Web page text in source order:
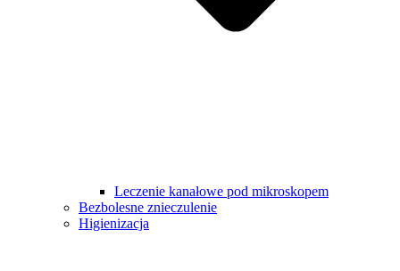
Leczenie kanałowe pod mikroskopem
Bezbolesne znieczulenie
Higienizacja